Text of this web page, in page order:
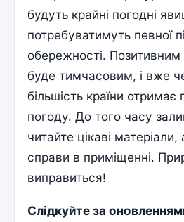
будуть крайні погодні
потребуватимуть певної
обережності.
буде тимчасовим, і вже
більшість країни отримає
погоду. До того часу
читайте цікаві
справи в приміщенні.
виправиться!
Слідкуйте за